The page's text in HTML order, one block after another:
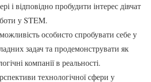
і відповідно пробудити інтерес дівчат
у STEM.
особисто спробувати себе у
задач та продемонструвати як
компанії в реальності.
технологічної сфери у